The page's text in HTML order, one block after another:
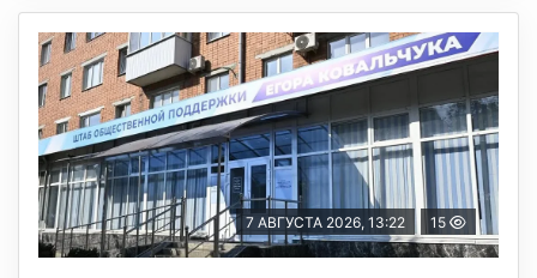
7 АВГУСТА 2026, 13:22 15